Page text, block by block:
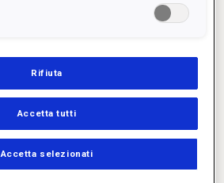
Rifiuta
Accetta tutti
Accetta selezionati